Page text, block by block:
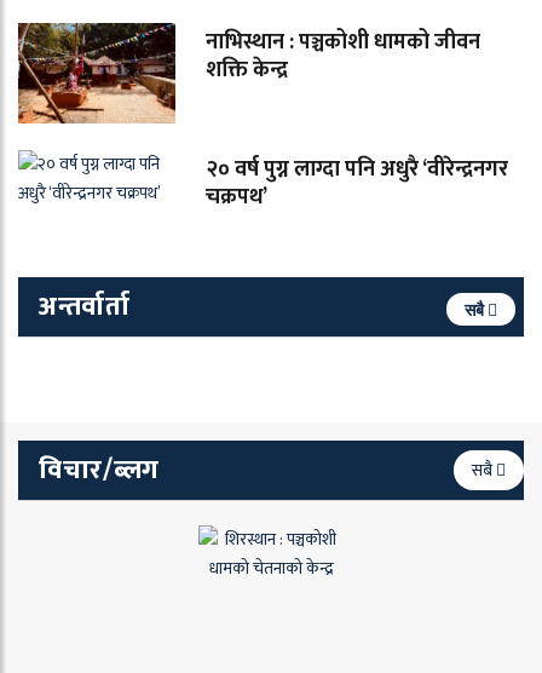
नाभिस्थान : पञ्चकोशी धामको जीवन
शक्ति केन्द्र
२० वर्ष पुग्न लाग्दा पनि अधुरै ‘वीरेन्द्रनगर
चक्रपथ’
अन्तर्वार्ता सबै
विचार/ब्लग सबै